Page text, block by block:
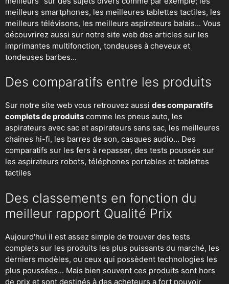
meilleurs smartphones, les meilleures tablettes tactiles, les
meilleurs télévisons, les meilleurs aspirateurs balais... Vous
découvrirez aussi sur notre site web des articles sur les
imprimantes multifonction, tondeuses à cheveux et
tondeuses barbes...
Des comparatifs entre les produits
Sur notre site web vous retrouvez aussi des comparatifs
complets de produits comme les pneus auto, les
aspirateurs avec sac et aspirateurs sans sac, les meilleures
chaines hi-fi, les barres de son, casques audio... Des
comparatifs sur les fers à repasser, des tests poussés sur
les aspirateurs robots, téléphones portables et tablettes
tactiles
Des classements en fonction du
meilleur rapport Qualité Prix
Aujourd'hui il est assez simple de trouver des tests
complets sur les produits les plus puissants du marché, les
derniers modèles, ou ceux qui possèdent technologies les
plus poussées... Mais bien souvent ces produits sont hors
de prix et sont destinés à des acheteurs a fort pouvoir